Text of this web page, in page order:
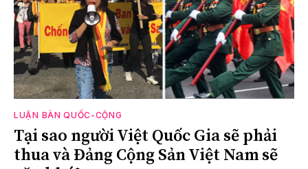
LUẬN BÀN QUỐC-CỘNG
Tại sao người Việt Quốc Gia sẽ phải
thua và Đảng Cộng Sản Việt Nam sẽ